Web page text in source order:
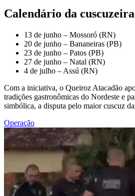
Calendário da
13 de junho – Mossoró (RN)
20 de junho – Bananeiras (PB)
23 de junho – Patos (PB)
27 de junho – Natal (RN)
4 de julho – Assú (RN)
Com a iniciativa, o Queiroz Atacadão
tradições gastronômicas do Nordeste e
simbólica, a disputa pelo maior cuscuz
Operação